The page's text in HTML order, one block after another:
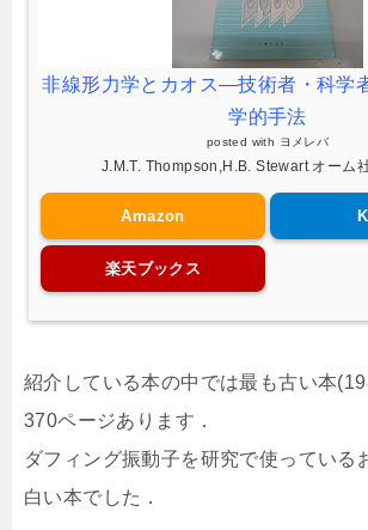
非線形力学とカオス―技術者・科学
学的手法
posted with ヨメレバ
J.M.T. Thompson,H.B. Stewart オーム
Amazon
楽天ブックス
紹介している本の中では最も古い本
370ページあります．
ダフィング振動子を研究で使っている
白い本でした．